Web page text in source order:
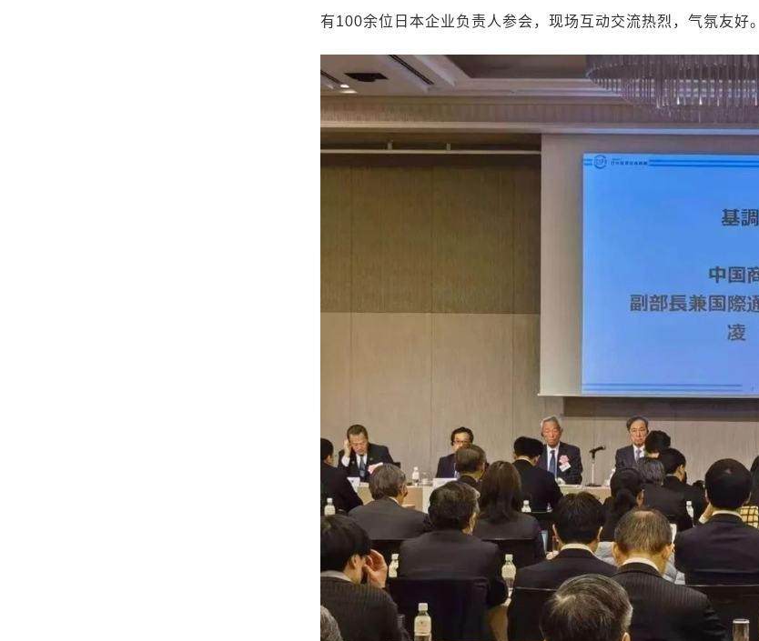
有100余位日本企业负责人参会，现场互动交流热烈，气氛友好。